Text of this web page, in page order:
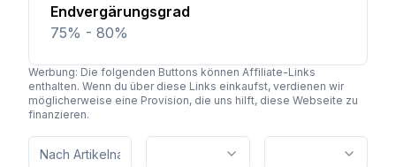
Endvergärungsgrad
75% - 80%
Werbung: Die folgenden Buttons können Affiliate-Links
enthalten. Wenn du über diese Links einkaufst, verdienen wir
möglicherweise eine Provision, die uns hilft, diese Webseite zu
finanzieren.